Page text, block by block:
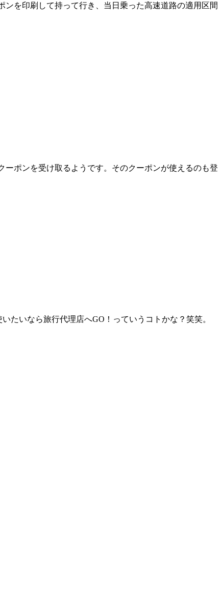
を印刷して持って行き、当日乗った高速道路の適用区間
ーポンを受け取るようです。そのクーポンが使えるのも登
いたいなら旅行代理店へGO！っていうコトかな？笑笑。